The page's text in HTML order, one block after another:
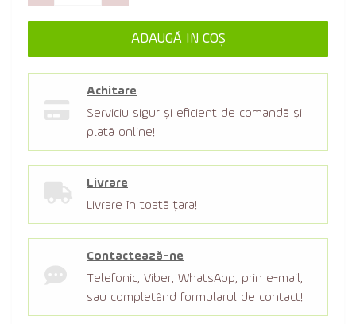
ADAUGĂ IN COŞ
Achitare
Serviciu sigur şi eficient de comandă şi
plată online!
Livrare
Livrare în toată țara!
Contactează-ne
Telefonic, Viber, WhatsApp, prin e-mail,
sau completând formularul de contact!